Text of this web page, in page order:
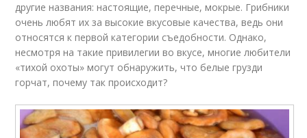
другие названия: настоящие, перечные, мокрые. Грибники
очень любят их за высокие вкусовые качества, ведь они
относятся к первой категории съедобности. Однако,
несмотря на такие привилегии во вкусе, многие любители
«тихой охоты» могут обнаружить, что белые грузди
горчат, почему так происходит?